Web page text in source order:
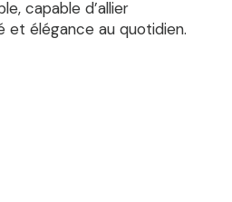
capable d’allier
et élégance au quotidien.